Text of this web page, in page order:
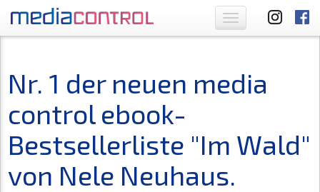
Toggle
navigation
Nr. 1 der neuen media
control ebook-
Bestsellerliste "Im Wald"
von Nele Neuhaus.